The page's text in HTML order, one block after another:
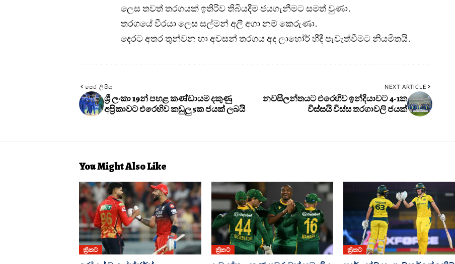
ලෙස තවත් තරගයක් ඉතිරිව තිබියදීම ජයගැනීමට සමත් වුණා.
තරගයේ වීරයා ලෙස සල්මන් අලී අගා නම් කෙරුණා.
දෙරට අතර තුන්වන හා අවසන් තරගය අද ලාහෝර් හීදී පැවැත්වීමට නියමිතයි.
පෙර ලිපිය
ශ්‍රී ලංකා 19න් පහළ කණ්ඩායම දකුණු
අප්‍රිකාවට එරෙහිව කඩුලු 5ක ජයක් ලබයි
NEXT ARTICLE
නවසීලන්තයට එරෙහිව ඉන්දියාවට 4-1ක
විස්සයි විස්ස තරගාවලි ජයක්
You Might Also Like
ක්‍රිකට් ක්‍රිකට් ක්‍රිකට්